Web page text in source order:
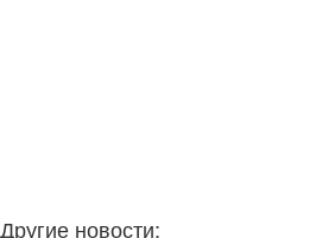
Другие новости: